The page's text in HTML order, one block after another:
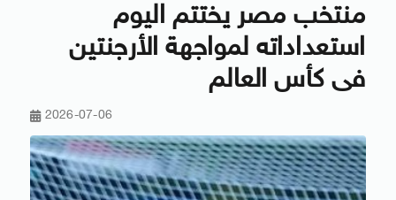
منتخب مصر يختتم اليوم
استعداداته لمواجهة الأرجنتين
فى كأس العالم
2026-07-06